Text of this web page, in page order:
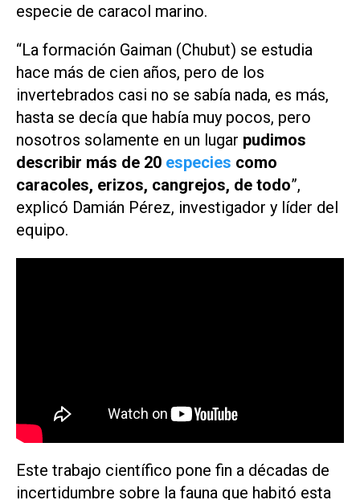
especie de caracol marino.
“La formación Gaiman (Chubut) se estudia
hace más de cien años, pero de los
invertebrados casi no se sabía nada, es más,
hasta se decía que había muy pocos, pero
nosotros solamente en un lugar pudimos
describir más de 20 especies como
caracoles, erizos, cangrejos, de todo”,
explicó Damián Pérez, investigador y líder del
equipo.
Este trabajo científico pone fin a décadas de
incertidumbre sobre la fauna que habitó esta